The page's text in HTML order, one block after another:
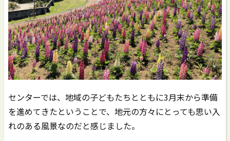
センターでは、地域の子どもたちとともに3月末から準備
を進めてきたということで、地元の方々にとっても思い入
れのある風景なのだと感じました。